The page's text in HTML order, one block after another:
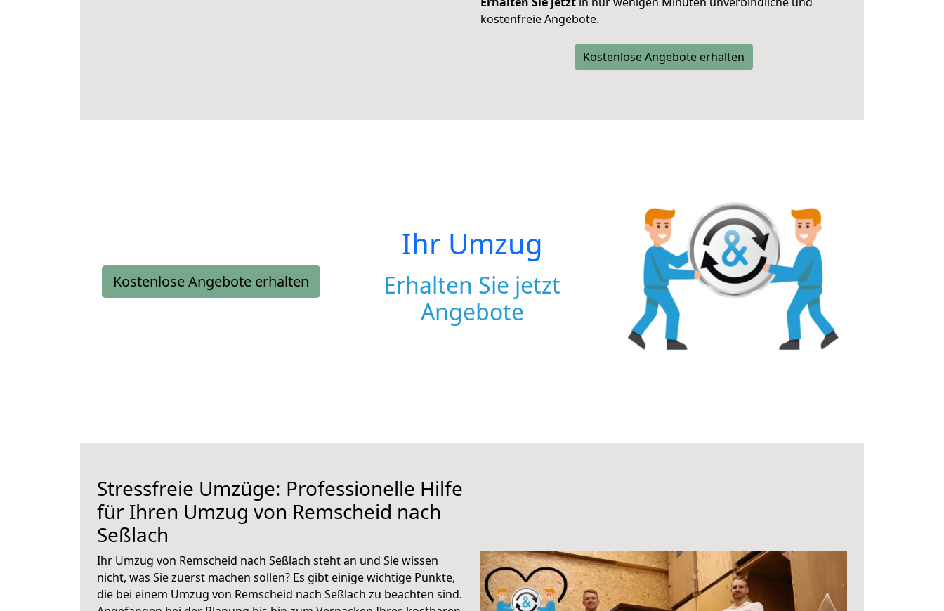
kostenfreie Angebote.
Kostenlose Angebote erhalten
Kostenlose Angebote erhalten
Ihr Umzug
Erhalten Sie jetzt
Angebote
Stressfreie Umzüge: Professionelle Hilfe
für Ihren Umzug von Remscheid nach
Seßlach
Ihr Umzug von Remscheid nach Seßlach steht an und Sie wissen
nicht, was Sie zuerst machen sollen? Es gibt einige wichtige Punkte,
die bei einem Umzug von Remscheid nach Seßlach zu beachten sind.